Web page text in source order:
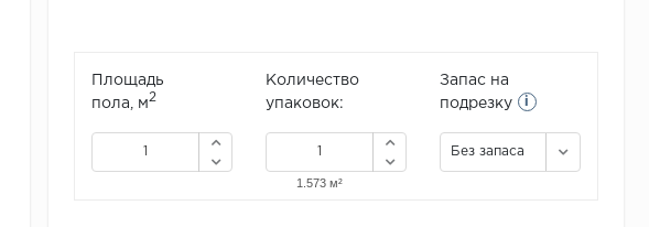
Площадь
пола, м2
Количество
упаковок:
Запас на
подрезку
i
Без запаса